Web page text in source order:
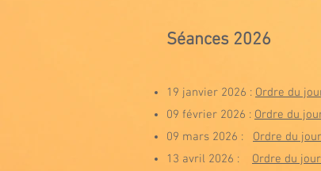
Séances 2026
19 janvier 2026 : Ordre du
09 février 2026 : Ordre du
09 mars 2026 : Ordre du jour
13 avril 2026 : Ordre du jour